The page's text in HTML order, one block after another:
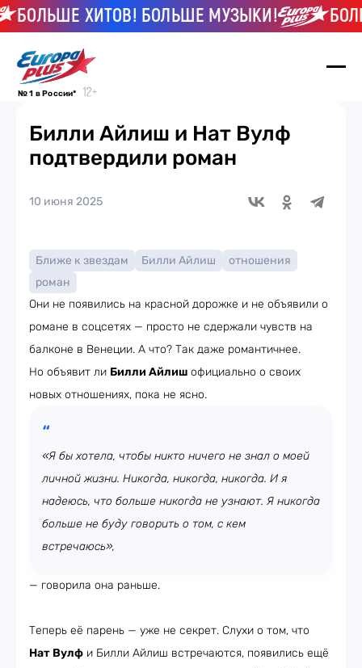
ХИТОВ! БОЛЬШЕ МУЗЫКИ!
№ 1 в России*
Билли Айлиш и Нат Вулф
подтвердили роман
10 июня 2025
Ближе к звездам Билли Айлиш
отношения
роман
Они не появились на красной дорожке и не объявили о
романе в соцсетях — просто не сдержали чувств на
балконе в Венеции. А что? Так даже романтичнее.
Но объявит ли Билли Айлиш официально о своих
новых отношениях, пока не ясно.
«Я бы хотела, чтобы никто ничего не знал о моей
личной жизни. Никогда, никогда, никогда. И я
надеюсь, что больше никогда не узнают. Я никогда
больше не буду говорить о том, с кем
встречаюсь»,
— говорила она раньше.
Теперь её парень — уже не секрет. Слухи о том, что
Нат Вулф и Билли Айлиш встречаются, появились ещё